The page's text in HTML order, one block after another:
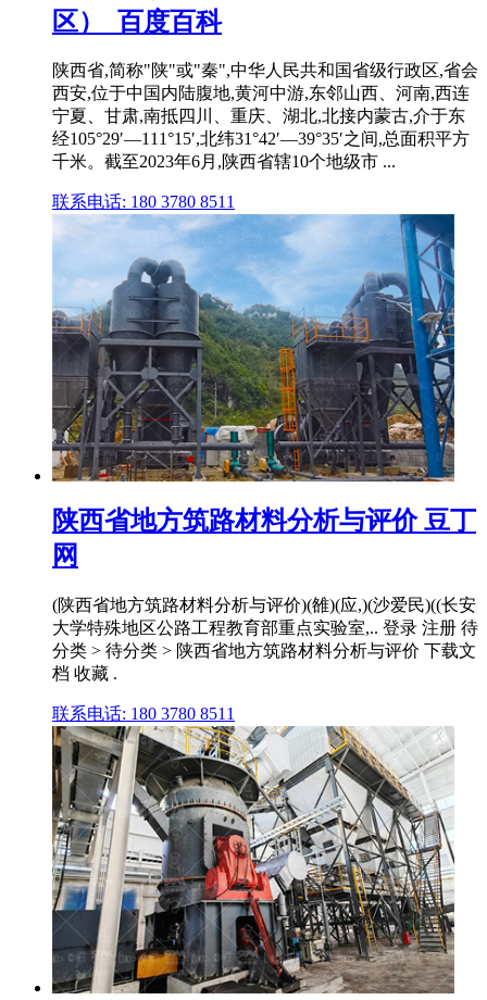
区）_百度百科
陕西省,简称"陕"或"秦",中华人民共和国省级行政区,省会
西安,位于中国内陆腹地,黄河中游,东邻山西、河南,西连
宁夏、甘肃,南抵四川、重庆、湖北,北接内蒙古,介于东
经105°29′—111°15′,北纬31°42′—39°35′之间,总面积平方
千米。截至2023年6月,陕西省辖10个地级市 ...
联系电话: 180 3780 8511
陕西省地方筑路材料分析与评价 豆丁
网
(陕西省地方筑路材料分析与评价)(雒)(应,)(沙爱民)((长安
大学特殊地区公路工程教育部重点实验室,.. 登录 注册 待
分类 > 待分类 > 陕西省地方筑路材料分析与评价 下载文
档 收藏 .
联系电话: 180 3780 8511